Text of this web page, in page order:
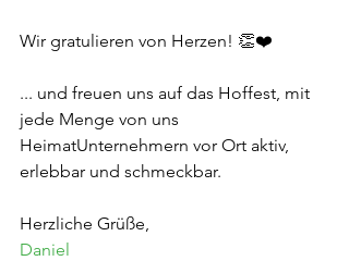
Wir gratulieren von Herzen! 👏❤️
... und freuen uns auf das Hoffest, mit
jede Menge von uns
HeimatUnternehmern vor Ort aktiv,
erlebbar und schmeckbar.
Herzliche Grüße,
Daniel